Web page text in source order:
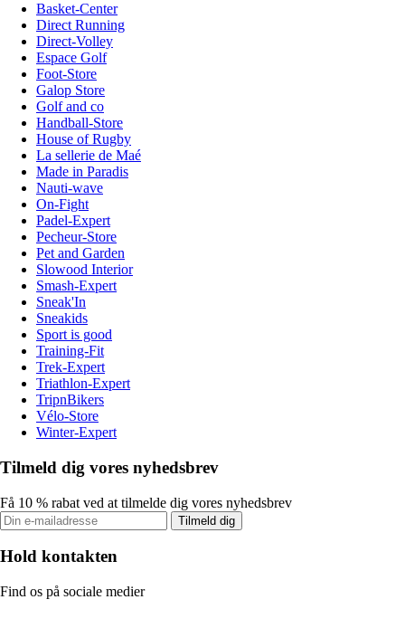
Basket-Center
Direct Running
Direct-Volley
Espace Golf
Foot-Store
Galop Store
Golf and co
Handball-Store
House of Rugby
La sellerie de Maé
Made in Paradis
Nauti-wave
On-Fight
Padel-Expert
Pecheur-Store
Pet and Garden
Slowood Interior
Smash-Expert
Sneak'In
Sneakids
Sport is good
Training-Fit
Trek-Expert
Triathlon-Expert
TripnBikers
Vélo-Store
Winter-Expert
Tilmeld dig vores nyhedsbrev
Få 10 % rabat ved at tilmelde dig vores nyhedsbrev
Tilmeld dig
Hold kontakten
Find os på sociale medier